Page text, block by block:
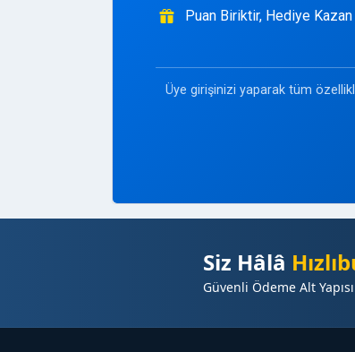
Puan Biriktir, Hediye Kazan
Üye girişinizi yaparak tüm
Siz Hâlâ
Güvenli Ödeme Alt